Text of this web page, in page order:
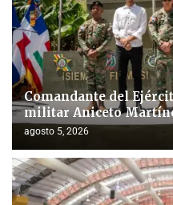
Comandante del
militar Aniceto
agosto 5, 2026